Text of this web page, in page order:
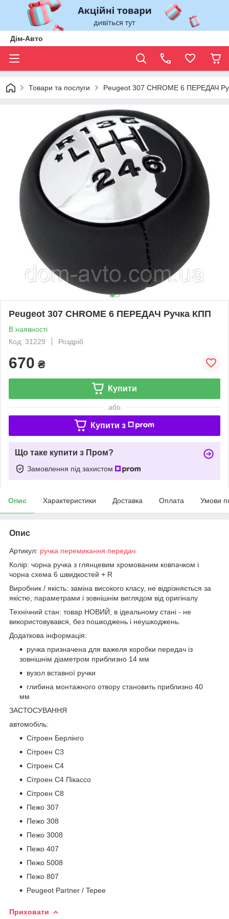
Дім-Авто
Товари та послуги Peugeot 307 CHROME 6 ПЕРЕДАЧ
Peugeot 307 CHROME 6 ПЕРЕДАЧ Ручка КПП
В наявності
Код: 31229
Роздріб
670 ₴
Купити
або
Купити з
Що таке купити з Пром?
Замовлення під захистом
Опис Характеристики Доставка Оплата Умови
Опис
Артикул: ручка перемикання передач
Колір: чорна ручка з глянцевим хромованим ковпачком і
чорна схема 6 швидкостей + R
Виробник / якість: заміна високого класу, не відрізняється за
якістю, параметрами і зовнішнім виглядом від оригіналу
Технічний стан: товар НОВИЙ, в ідеальному стані - не
використовувався, без пошкоджень і неушкоджень.
Додаткова інформація:
ручка призначена для важеля коробки передач із
зовнішнім діаметром приблизно 14 мм
вузол вставної ручки
глибина монтажного отвору становить приблизно 40
мм
ЗАСТОСУВАННЯ
автомобіль:
Сітроен Берлінго
Сітроен С3
Сітроен С4
Сітроен С4 Пікассо
Сітроен С8
Пежо 307
Пежо 308
Пежо 3008
Пежо 407
Пежо 5008
Пежо 807
Peugeot Partner / Tepee
Приховати